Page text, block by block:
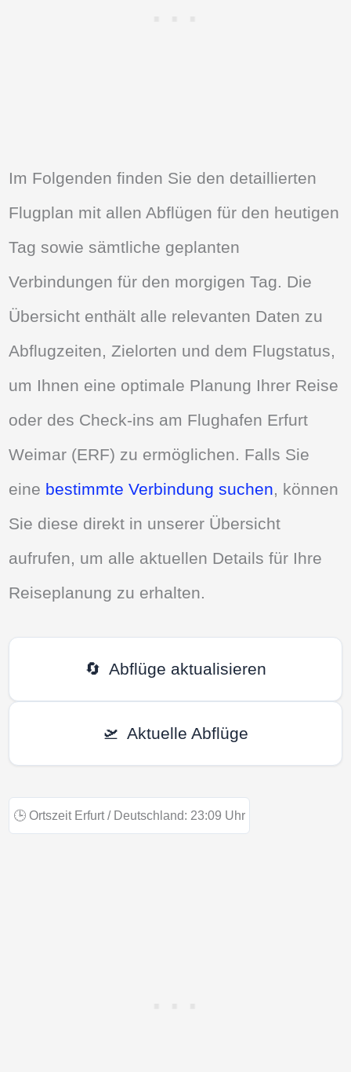
Im Folgenden finden Sie den detaillierten
Flugplan mit allen Abflügen für den heutigen
Tag sowie sämtliche geplanten
Verbindungen für den morgigen Tag. Die
Übersicht enthält alle relevanten Daten zu
Abflugzeiten, Zielorten und dem Flugstatus,
um Ihnen eine optimale Planung Ihrer Reise
oder des Check-ins am Flughafen Erfurt
Weimar (ERF) zu ermöglichen. Falls Sie
eine bestimmte Verbindung suchen, können
Sie diese direkt in unserer Übersicht
aufrufen, um alle aktuellen Details für Ihre
Reiseplanung zu erhalten.
🔄 Abflüge aktualisieren
🛫 Aktuelle Abflüge
🕒 Ortszeit Erfurt / Deutschland: 23:09 Uhr